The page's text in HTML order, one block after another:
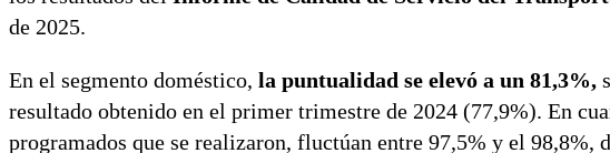
de 2025.
En el segmento doméstico, la puntualidad se elevó a un 81,3%,
resultado obtenido en el primer trimestre de 2024 (77,9%). En
programados que se realizaron, fluctúan entre 97,5% y el 98,8%,